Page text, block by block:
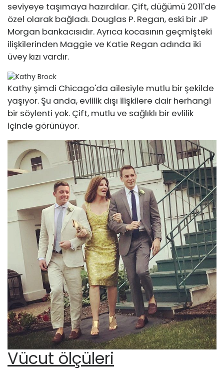
seviyeye taşımaya hazırdılar. Çift, düğümü 2011'de
özel olarak bağladı. Douglas P. Regan, eski bir JP
Morgan bankacısıdır. Ayrıca kocasının geçmişteki
ilişkilerinden Maggie ve Katie Regan adında iki
üvey kızı vardır.
Kathy şimdi Chicago'da ailesiyle mutlu bir şekilde
yaşıyor. Şu anda, evlilik dışı ilişkilere dair herhangi
bir söylenti yok. Çift, mutlu ve sağlıklı bir evlilik
içinde görünüyor.
Vücut ölçüleri